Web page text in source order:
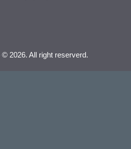
2026. All right reserverd.